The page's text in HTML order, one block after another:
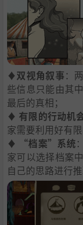
♦双视角叙事：
些信息只能由其
最后的真相；
♦ 有限的行动机
家需要利用好有
♦
“档案”系统
家可以选择档案
自己的思路进行推